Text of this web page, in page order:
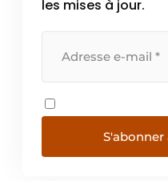
les mises à jour.